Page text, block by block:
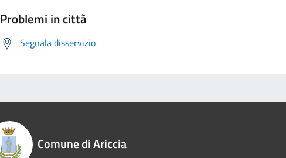
Problemi in città
Segnala disservizio
Comune di Ariccia